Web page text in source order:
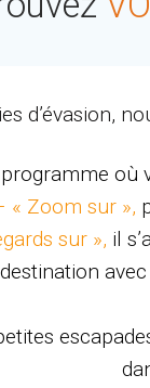
d’évasion,
programme où
« Zoom sur »,
sur », il